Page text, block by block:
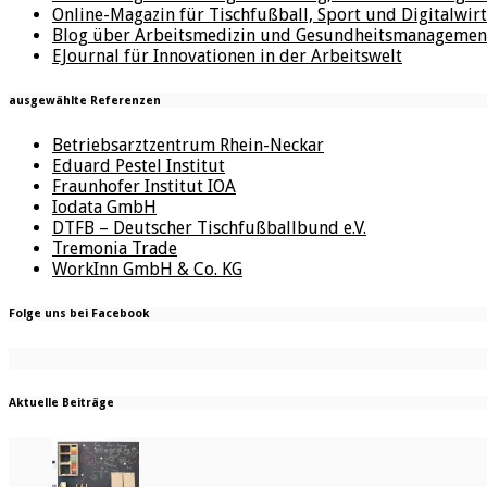
Online-Magazin für Tischfußball, Sport und
Blog über Arbeitsmedizin und
EJournal für Innovationen in der Arbeitswelt
ausgewählte Referenzen
Betriebsarztzentrum Rhein-Neckar
Eduard Pestel Institut
Fraunhofer Institut IOA
Iodata GmbH
DTFB – Deutscher Tischfußballbund e.V.
Tremonia Trade
WorkInn GmbH & Co. KG
Folge uns bei Facebook
Aktuelle Beiträge